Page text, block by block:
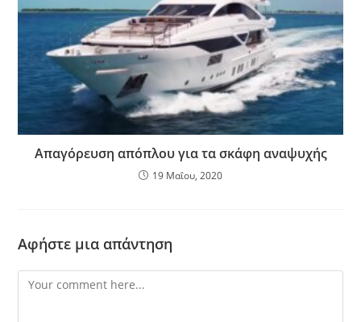
Απαγόρευση απόπλου για τα σκάφη αναψυχής
19 Μαΐου, 2020
Αφήστε μια απάντηση
Comment